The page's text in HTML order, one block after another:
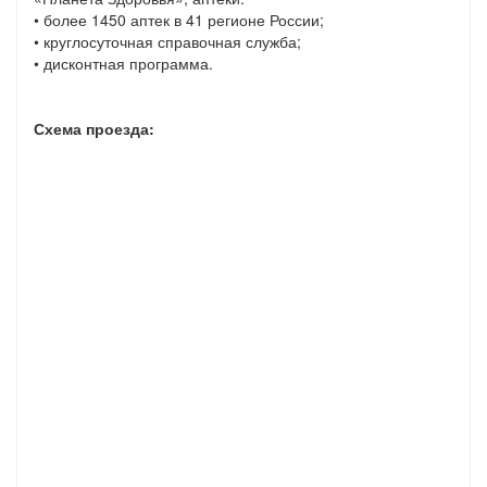
• более 1450 аптек в 41 регионе России;
• круглосуточная справочная служба;
• дисконтная программа.
Схема проезда: